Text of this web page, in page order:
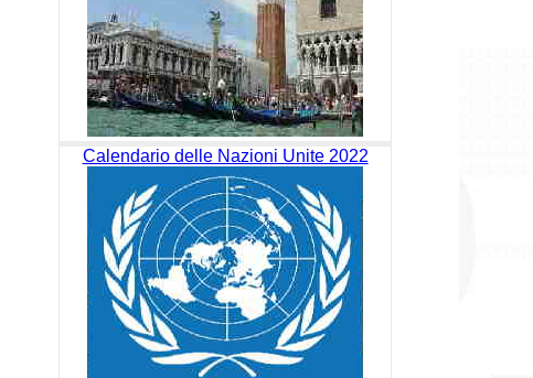
Calendario delle Nazioni Unite 2022